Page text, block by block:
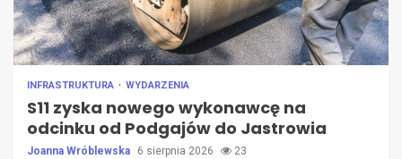
INFRASTRUKTURA WYDARZENIA
S11 zyska nowego wykonawcę na
odcinku od Podgajów do Jastrowia
Joanna Wróblewska 6 sierpnia 2026 23